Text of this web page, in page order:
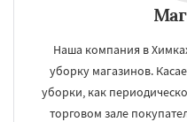
Работаем по
регионам
Хотьково Черноголовка
Щелково Электрогорск
Наша компания в
уборку магазинов.
уборки, как
торговом зале
УЗНАТЬ